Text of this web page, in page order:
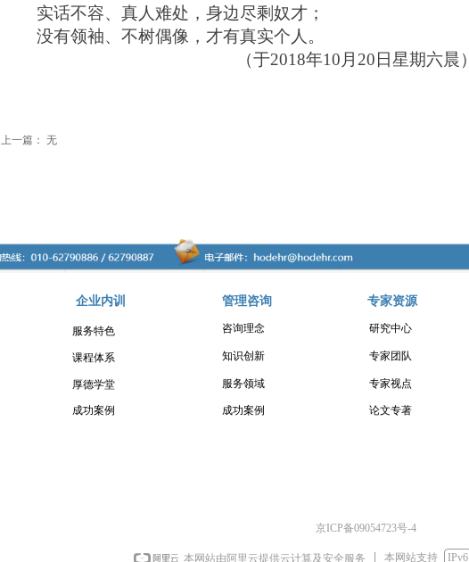
实话不容、真人难处，身边尽剩奴才；
没有领袖、不树偶像，才有真实个人。
（于2018年10 月 20 日星期六晨）
上一篇： 无
企业内训 管理咨询 专家资源
服务特色
课程体系
厚德学堂
成功案例
咨询理念
知识创新
服务领域
成功案例
研究中心
专家团队
专家视点
论文专著
京ICP备09054723号-4
本网站由阿里云提供云计算及安全服务 本网站支持 IPv6